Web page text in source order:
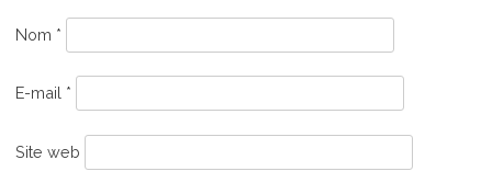
Nom *
E-mail *
Site web